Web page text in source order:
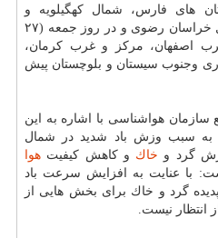
های فارس، شمال كهگیلویه و
بویراحمد، جنوب فارس و شمال خراسان رضوی و در روز جمعه (۲۷
اصفهان، مركز و غرب كرمان،
وجنوب سیستان و بلوچستان پیش
هواشناسی با اشاره به این
ماه) به سبب وزش باد شدید در شمال
گرد و خاك و كاهش كیفیت هوا
با عنایت به افزایش سرعت باد
گرد و خاك برای بخش هایی از
انتظار نیست.